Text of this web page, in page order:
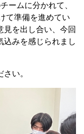
ームに分かれて、
て準備を進めてい
見を出し合い、今回
込みを感じられまし
い。